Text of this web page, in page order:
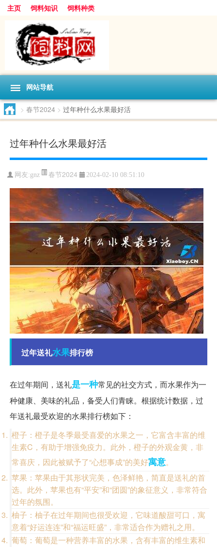
主页 饲料知识 饲料种类
网站导航
> 春节2024 > 过年种什么水果最好活
过年种什么水果最好活
网友:gnz 春节2024 2024-02-10 08:51:10
过年送礼水果排行榜
在过年期间，送礼是一种常见的社交方式，而水果作为一
种健康、美味的礼品，备受人们青睐。根据统计数据，过
年送礼最受欢迎的水果排行榜如下：
橙子：橙子是冬季最受喜爱的水果之一，它富含丰富的维
生素C，有助于增强免疫力。此外，橙子的外观金黄，非
常喜庆，因此被赋予了“心想事成”的美好寓意。
苹果：苹果由于其形状完美，色泽鲜艳，简直是送礼的首
选。此外，苹果也有“平安”和“团圆”的象征意义，非常符合
过年的氛围。
柚子：柚子在过年期间也很受欢迎，它味道酸甜可口，寓
意着“好运连连”和“福运旺盛”，非常适合作为赠礼之用。
葡萄：葡萄是一种营养丰富的水果，含有丰富的维生素和